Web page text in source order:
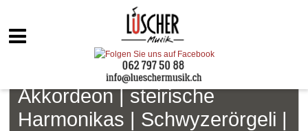
Akkordeon | steirische
Harmonikas | Schwyzerörgeli |